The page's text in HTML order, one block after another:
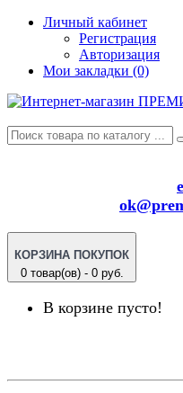
Личный кабинет
Регистрация
Авторизация
Мои закладки (0)
КОРЗИНА ПОКУПОК
0 товар(ов) - 0 руб.
В корзине пусто!